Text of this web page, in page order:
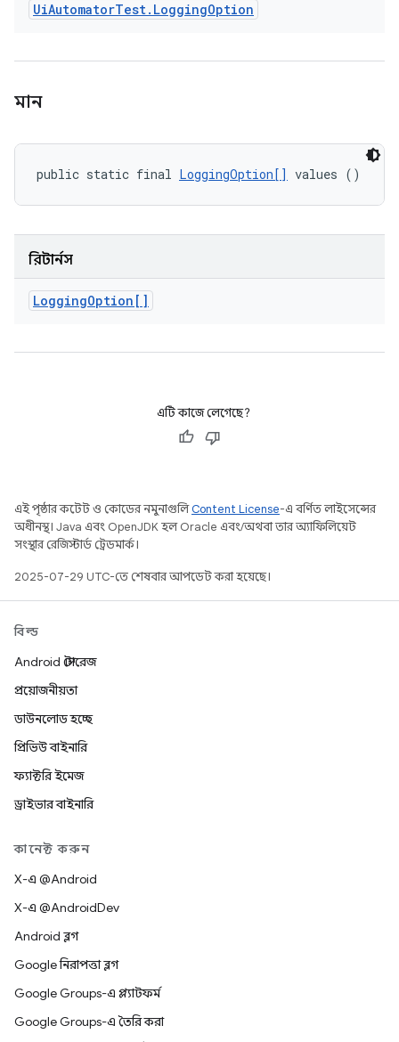
UiAutomatorTest. LoggingOption
মান
public static final LoggingOption[] values ()
রিটার্নস
LoggingOption[]
এটি কাজে লেগেছে?
এই পৃষ্ঠার কন্টেন্ট ও কোডের নমুনাগুলিContent License-এ বর্ণিত লাইসেন্সের
অধীনস্থ। Java এবং OpenJDK হল Oracle এবং/অথবা তার অ্যাফিলিয়েট
সংস্থার রেজিস্টার্ড ট্রেডমার্ক।
2025-07-29 UTC-তে শেষবার আপডেট করা হয়েছে।
বিল্ড
Android স্টোরেজ
প্রয়োজনীয়তা
ডাউনলোড হচ্ছে
প্রিভিউ বাইনারি
ফ্যাক্টরি ইমেজ
ড্রাইভার বাইনারি
কানেক্ট করুন
X-এ @Android
X-এ @AndroidDev
Android ব্লগ
Google নিরাপত্তা ব্লগ
Google Groups-এ প্ল্যাটফর্ম
Google Groups-এ তৈরি করা